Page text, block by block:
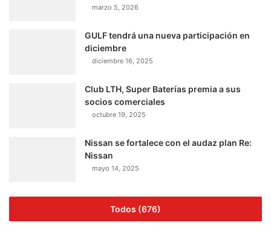
marzo 5, 2026
GULF tendrá una nueva participación en
diciembre
diciembre 16, 2025
Club LTH, Super Baterías premia a sus
socios comerciales
octubre 19, 2025
Nissan se fortalece con el audaz plan Re:
Nissan
mayo 14, 2025
Todos (676)